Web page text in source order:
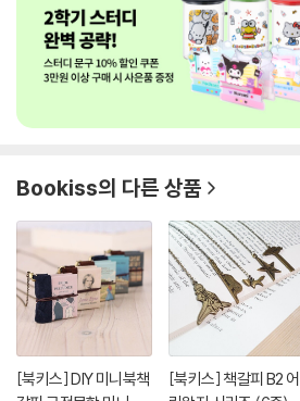
Bookiss의 다른 상품
[북키스] DIY 미니북책
[북키스] 책갈피 B2 어